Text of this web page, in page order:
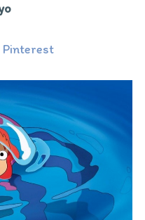
Pinterest